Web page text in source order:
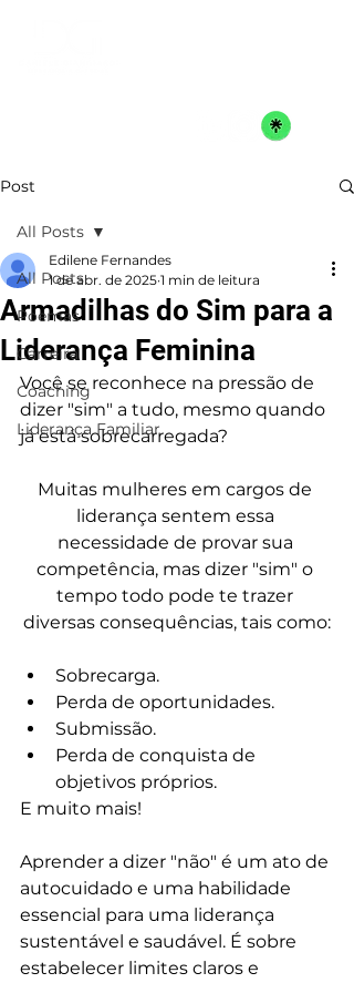
Post
All Posts
Poemas
Carreira
Coaching
Liderança Familiar
All Posts
Armadilhas do Sim para a
Liderança Feminina
Edilene Fernandes
1 de abr. de 2025 1 min de leitura
Você se reconhece na pressão de
dizer "sim" a tudo, mesmo quando
já está sobrecarregada?
Muitas mulheres em cargos de
liderança sentem essa
necessidade de provar sua
competência, mas dizer "sim" o
tempo todo pode te trazer
diversas consequências, tais como:
Sobrecarga.
Perda de oportunidades.
Submissão.
Perda de conquista de
objetivos próprios.
E muito mais!
Aprender a dizer "não" é um ato de
autocuidado e uma habilidade
essencial para uma liderança
sustentável e saudável. É sobre
estabelecer limites claros e